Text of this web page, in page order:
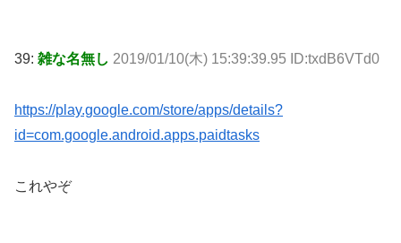
39: 雑な名無し 2019/01/10(木) 15:39:39.95 ID:txdB6VTd0
https://play.google.com/store/apps/details?
id=com.google.android.apps.paidtasks
これやぞ